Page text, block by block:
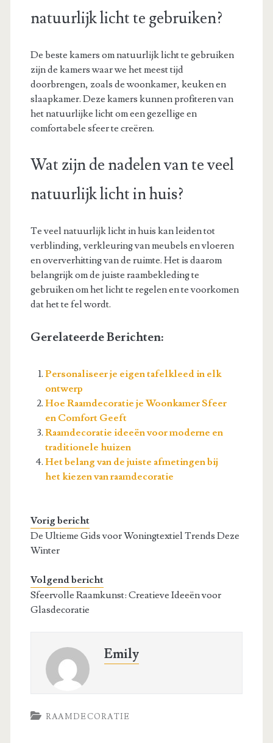
natuurlijk licht te gebruiken?
De beste kamers om natuurlijk licht te gebruiken
zijn de kamers waar we het meest tijd
doorbrengen, zoals de woonkamer, keuken en
slaapkamer. Deze kamers kunnen profiteren van
het natuurlijke licht om een ​​gezellige en
comfortabele sfeer te creëren.
Wat zijn de nadelen van te veel
natuurlijk licht in huis?
Te veel natuurlijk licht in huis kan leiden tot
verblinding, verkleuring van meubels en vloeren
en oververhitting van de ruimte. Het is daarom
belangrijk om de juiste raambekleding te
gebruiken om het licht te regelen en te voorkomen
dat het te fel wordt.
Gerelateerde Berichten:
Personaliseer je eigen tafelkleed in elk
ontwerp
Hoe Raamdecoratie je Woonkamer Sfeer
en Comfort Geeft
Raamdecoratie ideeën voor moderne en
traditionele huizen
Het belang van de juiste afmetingen bij
het kiezen van raamdecoratie
Vorig bericht
De Ultieme Gids voor Woningtextiel Trends Deze
Winter
Volgend bericht
Sfeervolle Raamkunst: Creatieve Ideeën voor
Glasdecoratie
Emily
RAAMDECORATIE